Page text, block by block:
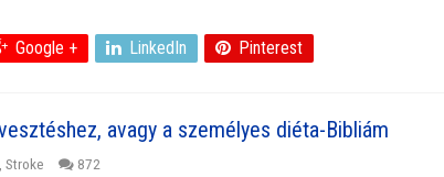
Google + LinkedIn Pinterest
avagy a személyes diéta-Bibliám
Stroke 872